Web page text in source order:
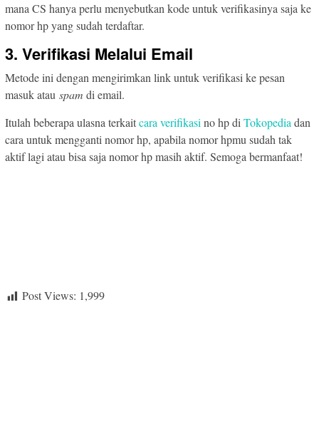
mana CS hanya perlu menyebutkan kode untuk verifikasinya saja ke
nomor hp yang sudah terdaftar.
3. Verifikasi Melalui Email
Metode ini dengan mengirimkan link untuk verifikasi ke pesan
masuk atau spam di email.
Itulah beberapa ulasna terkaitcara verifikasino hp diTokopediadan
cara untuk mengganti nomor hp, apabila nomor hpmu sudah tak
aktif lagi atau bisa saja nomor hp masih aktif. Semoga bermanfaat!
Post Views: 1,999